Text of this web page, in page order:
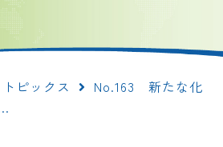
トピックス
No.163 新たな化